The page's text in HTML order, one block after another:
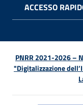
ACCESSO
PNRR 2021-2026 –
"Digitalizzazione